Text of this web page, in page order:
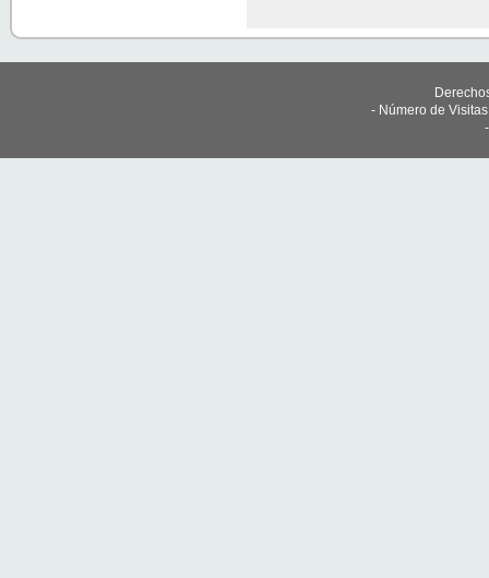
- Número de